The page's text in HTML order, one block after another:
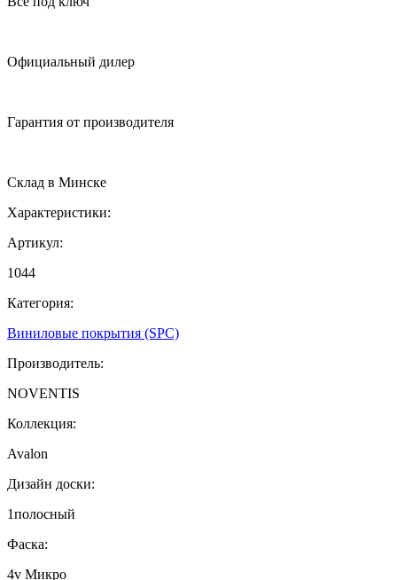
Официальный дилер
Гарантия от производителя
Cклад в Минске
Характеристики:
Артикул:
1044
Категория:
Виниловые покрытия (SPC)
Производитель:
NOVENTIS
Коллекция:
Avalon
Дизайн доски:
1полосный
Фаска:
4v Микро